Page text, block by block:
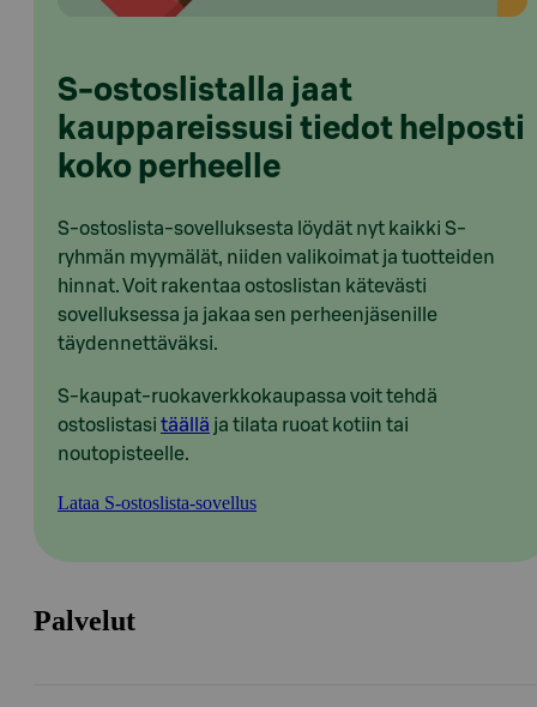
S-ostoslistalla jaat
kauppareissusi tiedot helposti
koko perheelle
S-ostoslista-sovelluksesta löydät nyt kaikki S-
ryhmän myymälät, niiden valikoimat ja tuotteiden
hinnat. Voit rakentaa ostoslistan kätevästi
sovelluksessa ja jakaa sen perheenjäsenille
täydennettäväksi.
S-kaupat-ruokaverkkokaupassa voit tehdä
ostoslistasi täällä ja tilata ruoat kotiin tai
noutopisteelle.
Lataa S-ostoslista-sovellus
Palvelut